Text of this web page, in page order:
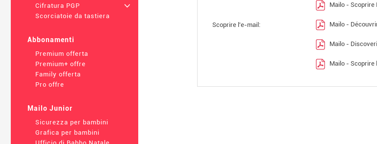
Cifratura PGP
+
Scorciatoie da tastiera
Abbonamenti
Premium offerta
Premium+ offre
Family offerta
Pro offre
Mailo Junior
Sicurezza per bambini
Grafica per bambini
Mailo - Scoprire
Scoprire l'e-mail: Mailo -
Mailo -
Mailo - Scoprire